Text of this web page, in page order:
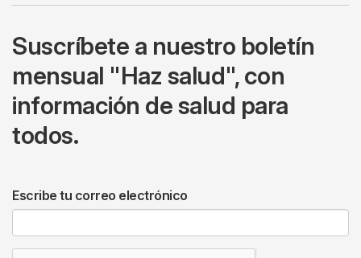
Suscríbete a nuestro boletín
mensual "Haz salud", con
información de salud para
todos.
Escribe tu correo electrónico